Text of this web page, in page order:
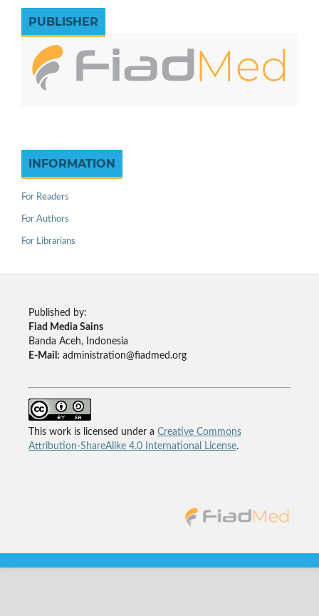
PUBLISHER
INFORMATION
For Readers
For Authors
For Librarians
Published by:
Fiad Media Sains
Banda Aceh, Indonesia
E-Mail: administration@fiadmed.org
This work is licensed under a Creative Commons
Attribution-ShareAlike 4.0 International License.